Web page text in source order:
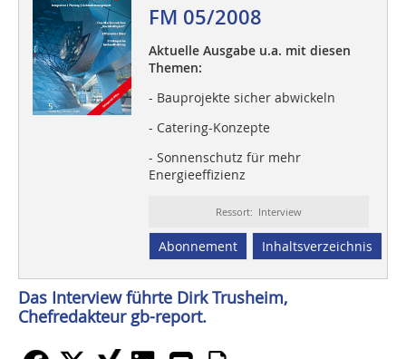
FM 05/2008
Aktuelle Ausgabe u.a. mit diesen
Themen:
- Bauprojekte sicher abwickeln
- Catering-Konzepte
- Sonnenschutz für mehr
Energieeffizienz
Ressort: Interview
Abonnement Inhaltsverzeichnis
Das Interview führte Dirk Trusheim,
Chefredakteur gb-report.